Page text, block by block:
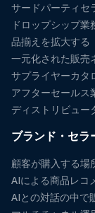
サードパーティセ
ドロップシップ業
品揃えを拡大する
一元化された販売
サプライヤーカタ
アフターセールス
ディストリビュー
ブランド・セラ
顧客が購入する場
AIによる商品レコ
AIとの対話の中で